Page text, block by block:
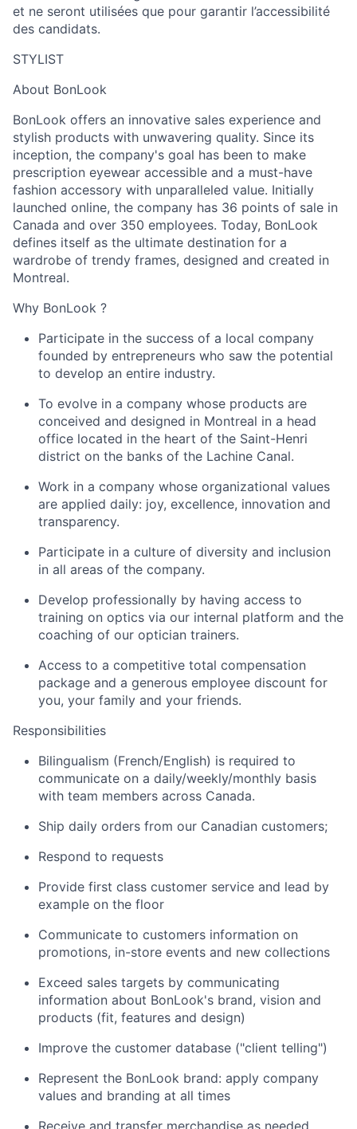
et ne seront utilisées que pour garantir l’accessibilité
des candidats.
STYLIST
About BonLook
BonLook offers an innovative sales experience and
stylish products with unwavering quality. Since its
inception, the company's goal has been to make
prescription eyewear accessible and a must-have
fashion accessory with unparalleled value. Initially
launched online, the company has 36 points of sale in
Canada and over 350 employees. Today, BonLook
defines itself as the ultimate destination for a
wardrobe of trendy frames, designed and created in
Montreal.
Why BonLook ?
Participate in the success of a local company
founded by entrepreneurs who saw the potential
to develop an entire industry.
To evolve in a company whose products are
conceived and designed in Montreal in a head
office located in the heart of the Saint-Henri
district on the banks of the Lachine Canal.
Work in a company whose organizational values
are applied daily: joy, excellence, innovation and
transparency.
Participate in a culture of diversity and inclusion
in all areas of the company.
Develop professionally by having access to
training on optics via our internal platform and the
coaching of our optician trainers.
Access to a competitive total compensation
package and a generous employee discount for
you, your family and your friends.
Responsibilities
Bilingualism (French/English) is required to
communicate on a daily/weekly/monthly basis
with team members across Canada.
Ship daily orders from our Canadian customers;
Respond to requests
Provide first class customer service and lead by
example on the floor
Communicate to customers information on
promotions, in-store events and new collections
Exceed sales targets by communicating
information about BonLook's brand, vision and
products (fit, features and design)
Improve the customer database ("client telling")
Represent the BonLook brand: apply company
values ​​and branding at all times
Receive and transfer merchandise as needed